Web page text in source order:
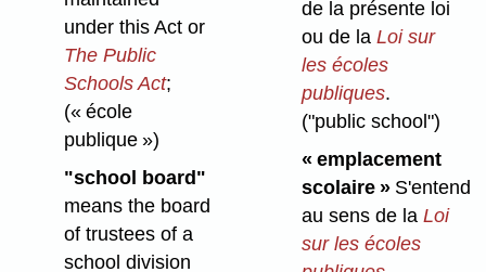
under this Act or
The Public
Schools Act;
(« école
publique »)
"school board"
means the board
of trustees of a
school division
de la présente loi
ou de la Loi sur
les écoles
publiques.
("public school")
« emplacement
scolaire » S'entend
au sens de la Loi
sur les écoles